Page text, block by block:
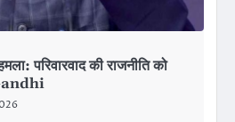
परिवारवाद की राजनीति को